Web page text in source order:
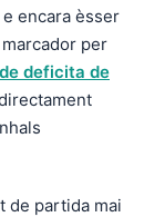
encara èsser
per
deficita de
de partida mai